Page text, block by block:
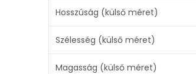
Hosszúság (külső méret)
Szélesség (külső méret)
Magasság (külső méret)